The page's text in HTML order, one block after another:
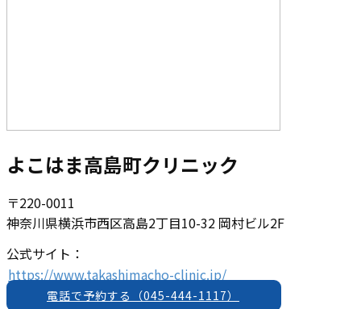
よこはま高島町クリニック
〒220-0011
神奈川県横浜市西区高島2丁目10-32 岡村ビル2F
公式サイト：
https://www.takashimacho-clinic.jp/
電話で予約する（045-444-1117）